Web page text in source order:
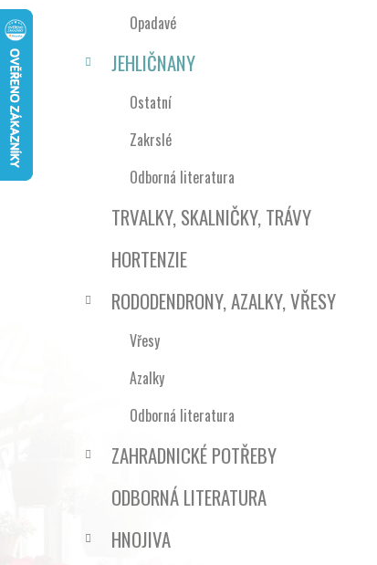
Opadavé
JEHLIČNANY
Ostatní
Zakrslé
Odborná literatura
TRVALKY, SKALNIČKY, TRÁVY
HORTENZIE
RODODENDRONY, AZALKY, VŘESY
Vřesy
Azalky
Odborná literatura
ZAHRADNICKÉ POTŘEBY
ODBORNÁ LITERATURA
HNOJIVA